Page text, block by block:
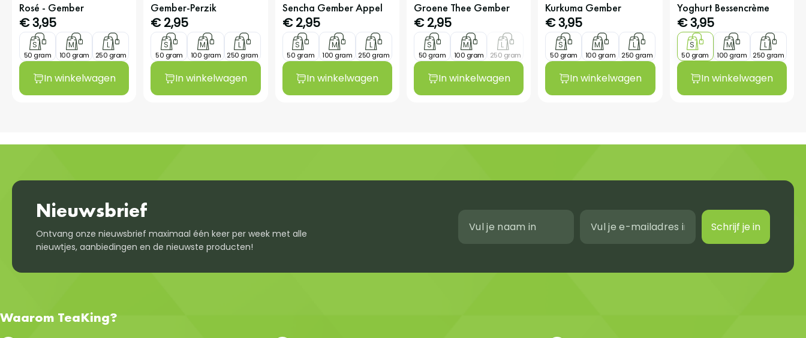
Rosé - Gember
€3,95
S
50 gram
M
100 gram
L
250 gram
In winkelwagen
Gember-Perzik
€2,95
S
50 gram
M
100 gram
L
250 gram
In winkelwagen
Sencha Gember Appel
€2,95
S
50 gram
M
100 gram
L
250 gram
In winkelwagen
Groene Thee Gember
€2,95
S
50 gram
M
100 gram
L
250 gram
In winkelwagen
Kurkuma Gember
€3,95
S
50 gram
M
100 gram
L
250 gram
In winkelwagen
Yoghurt Bessencrème
€3,95
S
50 gram
M
100 gram
L
250 gram
In winkelwagen
Nieuwsbrief
Ontvang onze nieuwsbrief maximaal één keer per week met alle
nieuwtjes, aanbiedingen en de nieuwste producten!
Schrijf je in
Waarom TeaKing?